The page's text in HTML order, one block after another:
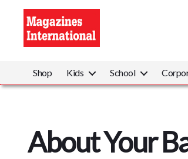
Shop Kids School
About Your